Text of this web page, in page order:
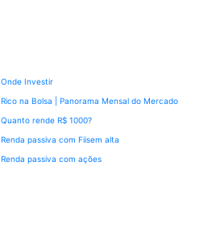
Onde Investir
Rico na Bolsa | Panorama Mensal do Mercado
Quanto rende R$ 1000?
Renda passiva com Fiisem alta
Renda passiva com ações